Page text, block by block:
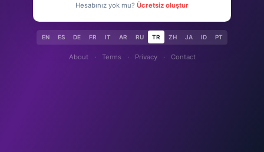
Hesabınız yok mu? Ücretsiz oluştur
EN ES DE FR IT AR RU TR ZH JA ID PT
About · Terms · Privacy · Contact